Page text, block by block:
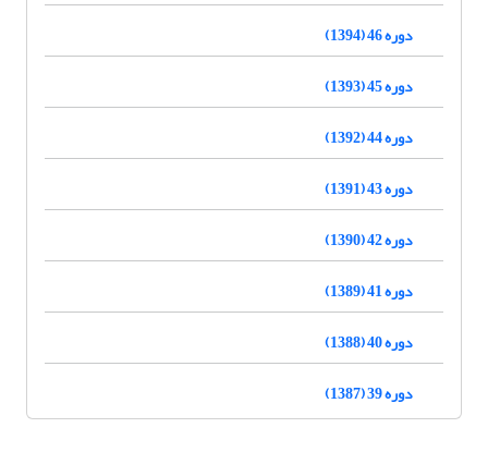
دوره 46 (1394)
دوره 45 (1393)
دوره 44 (1392)
دوره 43 (1391)
دوره 42 (1390)
دوره 41 (1389)
دوره 40 (1388)
دوره 39 (1387)